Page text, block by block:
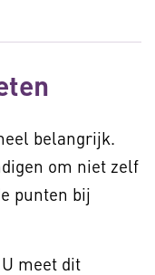
belangrijk.
om niet zelf
punten bij
meet dit